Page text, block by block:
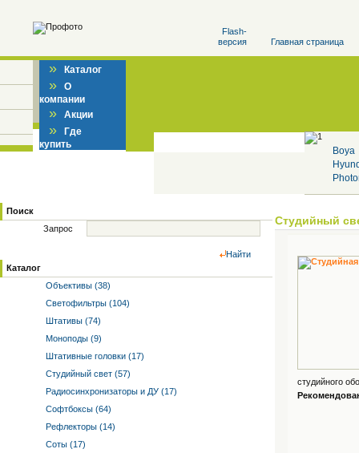
Flash-
версия
Главная страница
» Каталог
» О
компании
» Акции
» Где
купить
Boya
Поиск
Запрос
Найти
Каталог
Объективы (38)
Светофильтры (104)
Штативы (74)
Моноподы (9)
Штативные головки (17)
Студийный свет (57)
Радиосинхронизаторы и ДУ (17)
Софтбоксы (64)
Рефлекторы (14)
Соты (17)
Студийный
студийного